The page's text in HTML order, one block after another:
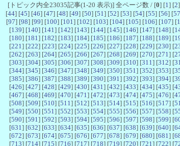
[トピック内全23035記事(1-20 表示)] 全ページ数 / [0] [1 ] [2
[44] [45] [46] [47] [48] [49] [50] [51 ] [52] [53] [54] [55] [56] [57
[97] [98] [99] [100] [101 ] [102] [103] [104] [105] [106] [107] [
[139] [140] [141 ] [142] [143] [144] [145] [146] [147] [148] [
[180] [181 ] [182] [183] [184] [185] [186] [187] [188] [189] [
[221 ] [222] [223] [224] [225] [226] [227] [228] [229] [230] [
[262] [263] [264] [265] [266] [267] [268] [269] [270] [271 ] [
[303] [304] [305] [306] [307] [308] [309] [310] [311 ] [312] [
[344] [345] [346] [347] [348] [349] [350] [351 ] [352] [353] [
[385] [386] [387] [388] [389] [390] [391 ] [392] [393] [394] [
[426] [427] [428] [429] [430] [431 ] [432] [433] [434] [435] [
[467] [468] [469] [470] [471 ] [472] [473] [474] [475] [476] [
[508] [509] [510] [511 ] [512] [513] [514] [515] [516] [517] [
[549] [550] [551 ] [552] [553] [554] [555] [556] [557] [558] [
[590] [591 ] [592] [593] [594] [595] [596] [597] [598] [599] [
[631 ] [632] [633] [634] [635] [636] [637] [638] [639] [640] [
[672] [673] [674] [675] [676] [677] [678] [679] [680] [681 ] [
[713] [714] [715] [716] [717] [718] [719] [720] [721 ] [722] [